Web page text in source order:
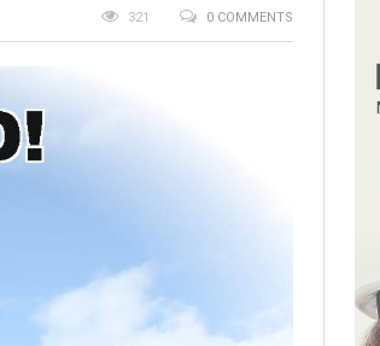
0 COMMENTS
321